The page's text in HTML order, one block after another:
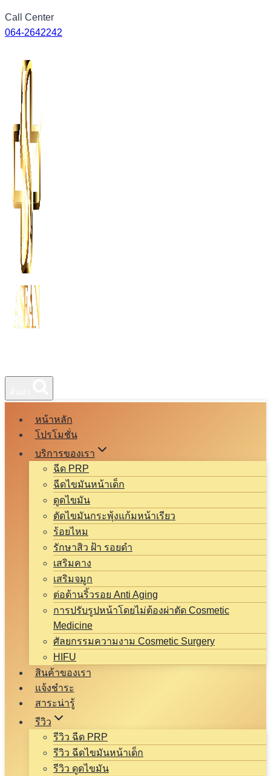
Skip
to
Call Center
064-2642242
หน้าหลัก
โปรโมชั่น
บริการของเรา
ฉีด PRP
ฉีดไขมันหน้าเด็ก
ดูดไขมัน
ตัดไขมันกระพุ้งแก้มหน้าเรียว
ร้อยไหม
รักษาสิว ฝ้า รอยดำ
เสริมคาง
เสริมจมูก
ต่อต้านริ้วรอย Anti Aging
การปรับรูปหน้าโดยไม่ต้องผ่าตัด Cosmetic
Medicine
ศัลยกรรมความงาม Cosmetic Surgery
HIFU
สินค้าของเรา
แจ้งชำระ
สาระน่ารู้
รีวิว
รีวิว ฉีด PRP
รีวิว ฉีดไขมันหน้าเด็ก
รีวิว ดูดไขมัน